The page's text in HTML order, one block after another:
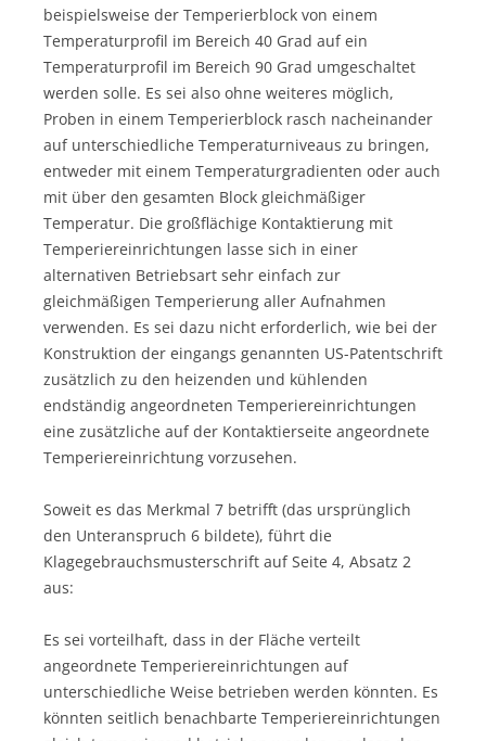
beispielsweise der Temperierblock von einem
Temperaturprofil im Bereich 40 Grad auf ein
Temperaturprofil im Bereich 90 Grad umgeschaltet
werden solle. Es sei also ohne weiteres möglich,
Proben in einem Temperierblock rasch nacheinander
auf unterschiedliche Temperaturniveaus zu bringen,
entweder mit einem Temperaturgradienten oder auch
mit über den gesamten Block gleichmäßiger
Temperatur. Die großflächige Kontaktierung mit
Temperiereinrichtungen lasse sich in einer
alternativen Betriebsart sehr einfach zur
gleichmäßigen Temperierung aller Aufnahmen
verwenden. Es sei dazu nicht erforderlich, wie bei der
Konstruktion der eingangs genannten US-Patentschrift
zusätzlich zu den heizenden und kühlenden
endständig angeordneten Temperiereinrichtungen
eine zusätzliche auf der Kontaktierseite angeordnete
Temperiereinrichtung vorzusehen.
Soweit es das Merkmal 7 betrifft (das ursprünglich
den Unteranspruch 6 bildete), führt die
Klagegebrauchsmusterschrift auf Seite 4, Absatz 2
aus:
Es sei vorteilhaft, dass in der Fläche verteilt
angeordnete Temperiereinrichtungen auf
unterschiedliche Weise betrieben werden könnten. Es
könnten seitlich benachbarte Temperiereinrichtungen